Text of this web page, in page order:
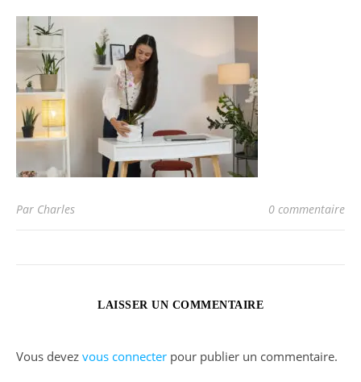
Par Charles 0 commentaire
LAISSER UN COMMENTAIRE
Vous devez vous connecter pour publier un commentaire.